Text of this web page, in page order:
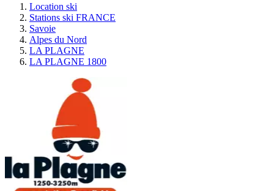
Location ski
Stations ski FRANCE
Savoie
Alpes du Nord
LA PLAGNE
LA PLAGNE 1800